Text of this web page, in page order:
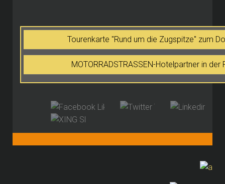
Tourenkarte "Rund um die Zugspitze" zum
MOTORRADSTRASSEN-Hotelpartner in der